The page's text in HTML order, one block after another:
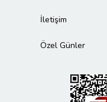
İletişim
Özel Günler